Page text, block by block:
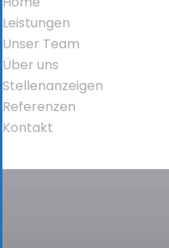
Leistungen
Unser Team
Über uns
Stellenanzeigen
Referenzen
Kontakt